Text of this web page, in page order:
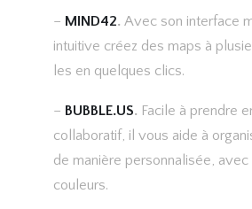
– MIND42. Avec son interface
intuitive créez des maps à
les en quelques clics.
– BUBBLE.US. Facile à prendre
collaboratif, il vous aide à
de manière personnalisée,
couleurs.